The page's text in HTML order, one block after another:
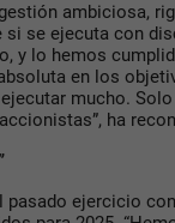
ambiciosa,
se ejecuta con
y lo hemos
en los
mucho.
ha
pasado ejercicio